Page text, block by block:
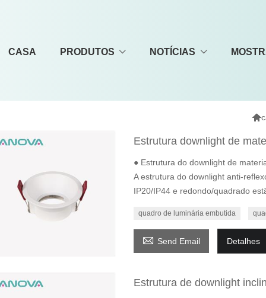
CASA PRODUTOS NOTÍCIAS

Estrutura downlight de
● Estrutura do downlight de
A estrutura do downlight anti-
IP20/IP44 e redondo/quadrado
quadro de luminária embutida
 Send Email Detalhes
Estrutura de downlight